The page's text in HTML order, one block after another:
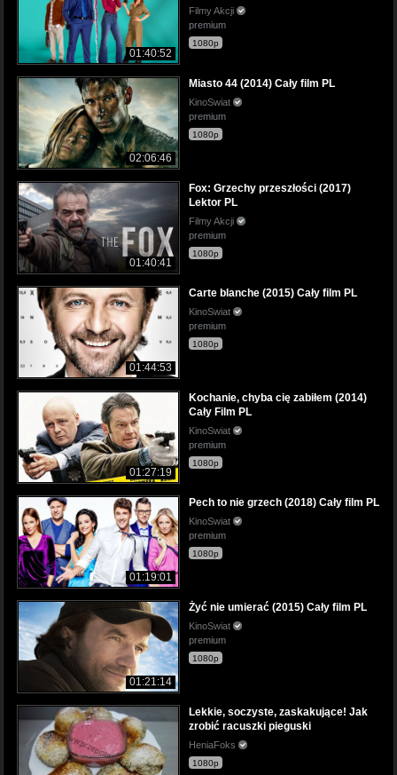
01:40:52
Filmy Akcji
premium
1080p
02:06:46
Miasto 44 (2014) Cały film PL
KinoSwiat
premium
1080p
01:40:41
Fox: Grzechy przeszłości (2017)
Lektor PL
Filmy Akcji
premium
1080p
01:44:53
Carte blanche (2015) Cały film PL
KinoSwiat
premium
1080p
01:27:19
Kochanie, chyba cię zabiłem (2014)
Cały Film PL
KinoSwiat
premium
1080p
01:19:01
Pech to nie grzech (2018) Cały film PL
KinoSwiat
premium
1080p
01:21:14
Żyć nie umierać (2015) Cały film PL
KinoSwiat
premium
1080p
Lekkie, soczyste, zaskakujące! Jak
zrobić racuszki pieguski
HeniaFoks
1080p